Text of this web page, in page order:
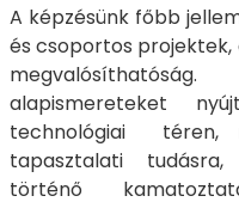
A képzésünk főbb
és csoportos
alapismereteket
technológiai téren,
tapasztalati
történő